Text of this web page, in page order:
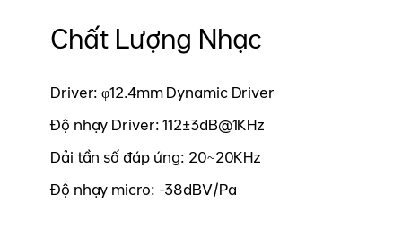
Chất Lượng Nhạc
Driver: φ12.4mm Dynamic Driver
Độ nhạy Driver: 112±3dB@1KHz
Dải tần số đáp ứng: 20~20KHz
Độ nhạy micro: -38dBV/Pa